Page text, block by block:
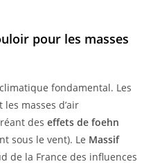
pour les masses
fondamental. Les
masses d’air
deseffets de foehn
sous le vent). Le Massif
de la France des influences